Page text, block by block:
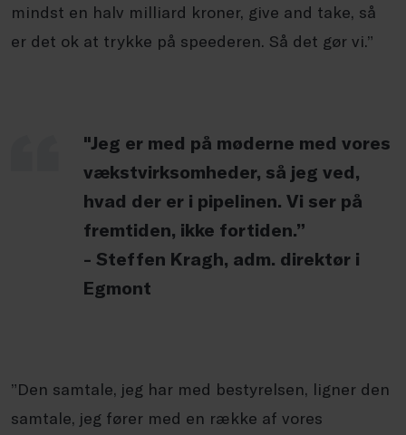
mindst en halv milliard kroner, give and take, så
er det ok at trykke på speederen. Så det gør vi.”
"Jeg er med på møderne med vores
vækstvirksomheder, så jeg ved,
hvad der er i pipelinen. Vi ser på
fremtiden, ikke fortiden.”
- Steffen Kragh, adm. direktør i
Egmont
”Den samtale, jeg har med bestyrelsen, ligner den
samtale, jeg fører med en række af vores